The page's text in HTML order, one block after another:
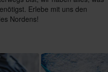
Erlebe mit uns den
Nordens!